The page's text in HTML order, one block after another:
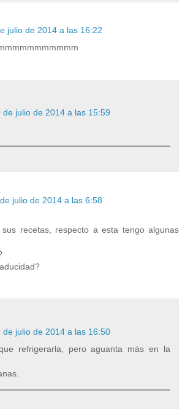
julio de 2014 a las 16:22
de julio de 2014 a las 15:59
julio de 2014 a las 6:58
recetas, respecto a esta tengo algunas
de julio de 2014 a las 16:50
refrigerarla, pero aguanta más en la